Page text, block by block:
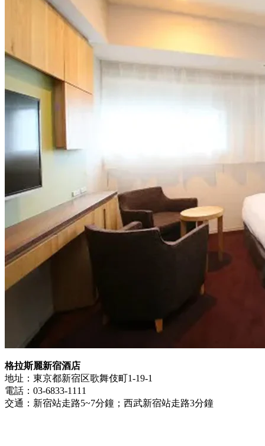
格拉斯麗新宿酒店
地址：東京都新宿区歌舞伎町1-19-1
電話：03-6833-1111
交通：新宿站走路5~7分鐘；西武新宿站走路3分鐘